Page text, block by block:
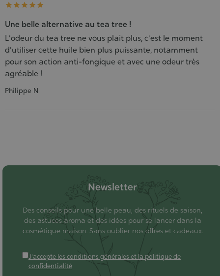
    
Une belle alternative au tea tree !
L'odeur du tea tree ne vous plait plus, c'est le moment
d'utiliser cette huile bien plus puissante, notamment
pour son action anti-fongique et avec une odeur très
agréable !
Philippe N
Newsletter
Des conseils pour une belle peau, des rituels de saison,
des astuces aroma et des idées pour se lancer dans la
cosmétique maison. Sans oublier nos offres et cadeaux.
J'accepte les conditions générales et la politique de
confidentialité